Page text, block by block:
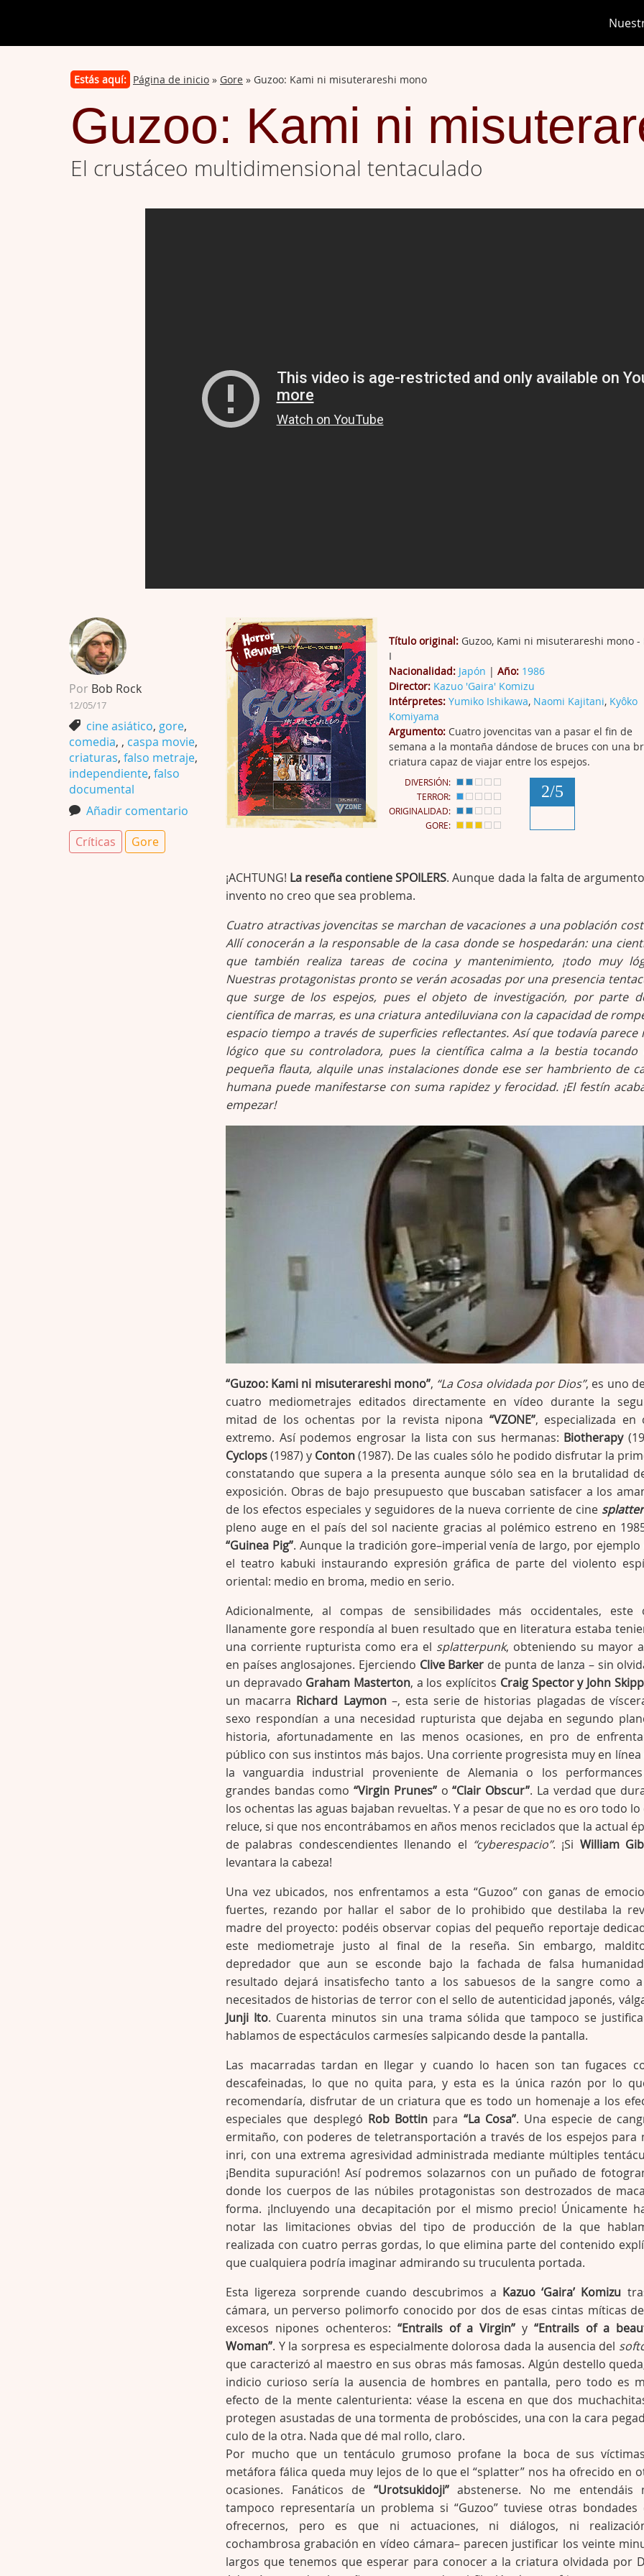
Estás aquí: Página de inicio » Gore » Guzoo: Kami ni misuterareshi mono
Guzoo: Kami ni
El crustáceo multidimensional tentaculado
Título original: Guzoo, Kami ni misuterareshi mono -
I
Nacionalidad: Japón | Año: 1986
Director: Kazuo 'Gaira' Komizu
Intérpretes: Yumiko Ishikawa, Naomi Kajitani, Kyôko
Komiyama
Argumento: Cuatro jovencitas van a pasar el fin de
semana a la montaña dándose de bruces con una
criatura capaz de viajar entre los espejos.
DIVERSIÓN:
TERROR:
ORIGINALIDAD:
GORE:
2/5
¡ACHTUNG! La reseña contiene SPOILERS. Aunque dada la falta de
invento no creo que sea problema.
Cuatro atractivas jovencitas se marchan de vacaciones a una población
Allí conocerán a la responsable de la casa donde se hospedarán: una
que también realiza tareas de cocina y mantenimiento, ¡todo muy
Nuestras protagonistas pronto se verán acosadas por una presencia
que surge de los espejos, pues el objeto de investigación, por parte
científica de marras, es una criatura antediluviana con la capacidad de
espacio tiempo a través de superficies reflectantes. Así que todavía parece
lógico que su controladora, pues la científica calma a la bestia tocando
pequeña flauta, alquile unas instalaciones donde ese ser hambriento de
humana puede manifestarse con suma rapidez y ferocidad. ¡El festín
empezar!
“Guzoo: Kami ni misuterareshi mono”, “La Cosa olvidada por Dios”, es uno
cuatro mediometrajes editados directamente en vídeo durante la
mitad de los ochentas por la revista nipona “VZONE”, especializada en
extremo. Así podemos engrosar la lista con sus hermanas: Biotherapy
Cyclops(1987) y Conton(1987). De las cuales sólo he podido disfrutar la
constatando que supera a la presenta aunque sólo sea en la brutalidad
exposición. Obras de bajo presupuesto que buscaban satisfacer a los
de los efectos especiales y seguidores de la nueva corriente de cine splatter
pleno auge en el país del sol naciente gracias al polémico estreno en
“Guinea Pig”. Aunque la tradición gore–imperial venía de largo, por ejemplo
el teatro kabuki instaurando expresión gráfica de parte del violento
oriental: medio en broma, medio en serio.
Adicionalmente, al compas de sensibilidades más occidentales, este
llanamente gore respondía al buen resultado que en literatura estaba
una corriente rupturista como era el splatterpunk, obteniendo su mayor
en países anglosajones. Ejerciendo Clive Barker de punta de lanza – sin
un depravado Graham Masterton, a los explícitos Craig Spector y John Skipp
un macarra Richard Laymon–, esta serie de historias plagadas de
sexo respondían a una necesidad rupturista que dejaba en segundo
historia, afortunadamente en las menos ocasiones, en pro de
público con sus instintos más bajos. Una corriente progresista muy en línea
la vanguardia industrial proveniente de Alemania o los
grandes bandas como“Virgin Prunes”o“Clair Obscur”. La verdad que
los ochentas las aguas bajaban revueltas. Y a pesar de que no es oro todo lo
reluce, si que nos encontrábamos en años menos reciclados que la actual
de palabras condescendientes llenando el “cyberespacio”. ¡Si William
levantara la cabeza!
Una vez ubicados, nos enfrentamos a esta “Guzoo” con ganas de
fuertes, rezando por hallar el sabor de lo prohibido que destilaba la
madre del proyecto: podéis observar copias del pequeño reportaje
este mediometraje justo al final de la reseña. Sin embargo,
depredador que aun se esconde bajo la fachada de falsa
resultado dejará insatisfecho tanto a los sabuesos de la sangre como
necesitados de historias de terror con el sello de autenticidad japonés,
Junji Ito. Cuarenta minutos sin una trama sólida que tampoco se
hablamos de espectáculos carmesíes salpicando desde la pantalla.
Las macarradas tardan en llegar y cuando lo hacen son tan fugaces
descafeinadas, lo que no quita para, y esta es la única razón por lo
recomendaría, disfrutar de un criatura que es todo un homenaje a los
especiales que desplegó Rob Bottin para “La Cosa”. Una especie de
ermitaño, con poderes de teletransportación a través de los espejos para
inri, con una extrema agresividad administrada mediante múltiples
¡Bendita supuración! Así podremos solazarnos con un puñado de
donde los cuerpos de las núbiles protagonistas son destrozados de
forma. ¡Incluyendo una decapitación por el mismo precio! Únicamente
notar las limitaciones obvias del tipo de producción de la que
realizada con cuatro perras gordas, lo que elimina parte del contenido
que cualquiera podría imaginar admirando su truculenta portada.
Esta ligereza sorprende cuando descubrimos a Kazuo ‘Gaira’ Komizu
cámara, un perverso polimorfo conocido por dos de esas cintas míticas
excesos nipones ochenteros: “Entrails of a Virgin” y “Entrails of a
Woman”. Y la sorpresa es especialmente dolorosa dada la ausencia del
que caracterizó al maestro en sus obras más famosas. Algún destello
indicio curioso sería la ausencia de hombres en pantalla, pero todo es
efecto de la mente calenturienta: véase la escena en que dos
protegen asustadas de una tormenta de probóscides, una con la cara
culo de la otra. Nada que dé mal rollo, claro.
Por mucho que un tentáculo grumoso profane la boca de sus
metáfora fálica queda muy lejos de lo que el “splatter” nos ha ofrecido en
ocasiones. Fanáticos de “Urotsukidoji”abstenerse. No me entendáis
tampoco representaría un problema si “Guzoo” tuviese otras bondades
ofrecernos, pero es que ni actuaciones, ni diálogos, ni
cochambrosa grabación en vídeo cámara– parecen justificar los veinte
largos que tenemos que esperar para conocer a la criatura olvidada por
Por Bob Rock
12/05/17
cine asiático, gore,
comedia, , caspa movie,
criaturas, falso metraje,
independiente, falso
documental
Añadir comentario
Críticas
Gore